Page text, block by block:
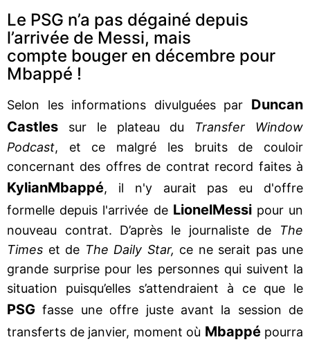
Le PSG n’a pas dégainé depuis
l’arrivée de Messi, mais
compte bouger en décembre pour
Mbappé !
Selon les informations divulguées par Duncan
Castles sur le plateau du Transfer Window
Podcast, et ce malgré les bruits de couloir
concernant des offres de contrat record faites à
KylianMbappé, il n'y aurait pas eu d'offre
formelle depuis l'arrivée de LionelMessipour un
nouveau contrat. D’après le journaliste de The
Times et de The Daily Star, ce ne serait pas une
grande surprise pour les personnes qui suivent la
situation puisqu’elles s’attendraient à ce que le
PSG fasse une offre juste avant la session de
transferts de janvier, moment où Mbappépourra